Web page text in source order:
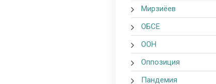
Мирзиёев
ОБСЕ
ООН
Оппозиция
Пандемия